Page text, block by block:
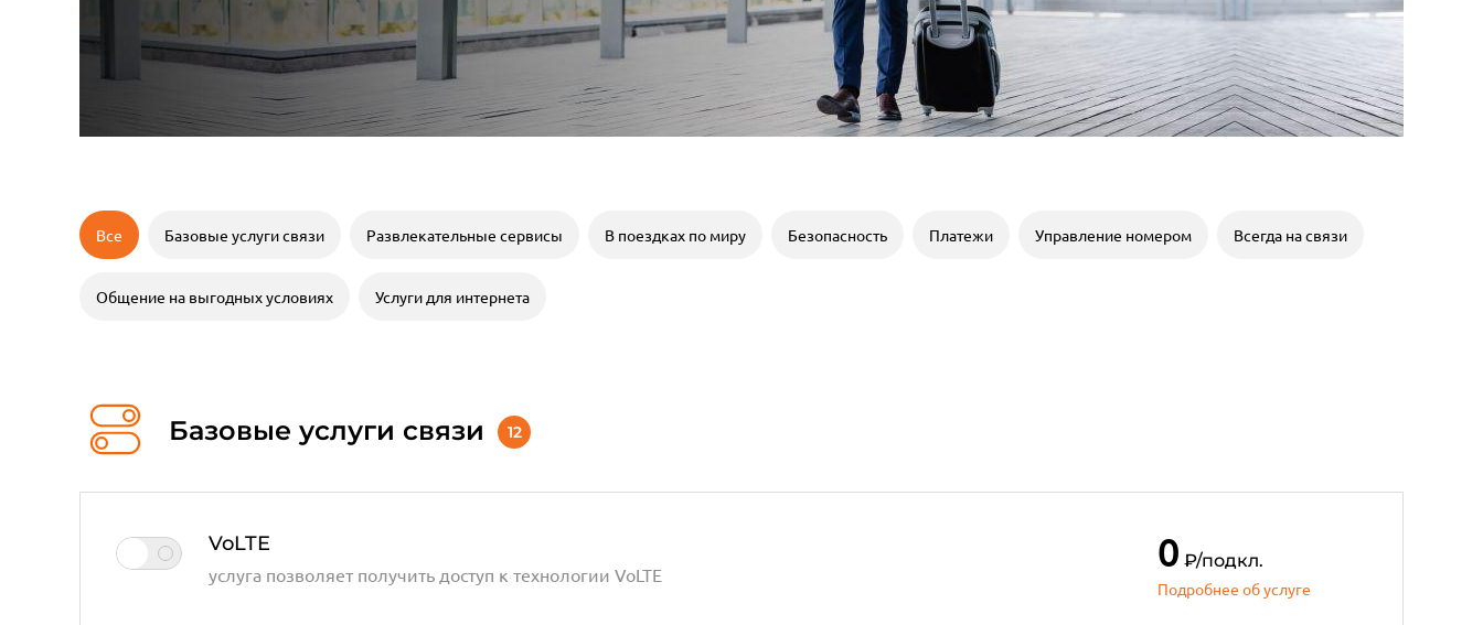
Все Базовые услуги связи Развлекательные сервисы В поездках по миру Безопасность Платежи Управление номером Всегда на связи
Общение на выгодных условиях Услуги для интернета
Базовые услуги связи 12
VoLTE
услуга позволяет получить доступ к технологии VoLTE 0 ₽/подкл.
Подробнее об услуге